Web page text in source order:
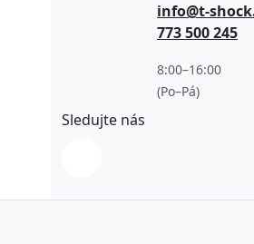
info@t-
773 500 245
8:00–16:00
(Po–Pá)
Sledujte nás